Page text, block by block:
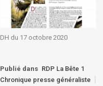
DH du 17 octobre 2020
Publié dans RDP La Bête 1
Chronique presse généraliste